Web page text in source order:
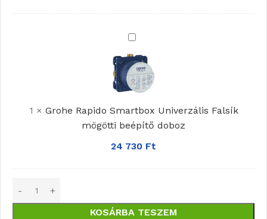
Grohe
Rapido
Smartbox Univerzális
Falsík
mögötti
beépítő
doboz
1 × Grohe Rapido Smartbox Univerzális Falsík
mögötti beépítő doboz
24 730 Ft
KOSÁRBA TESZEM